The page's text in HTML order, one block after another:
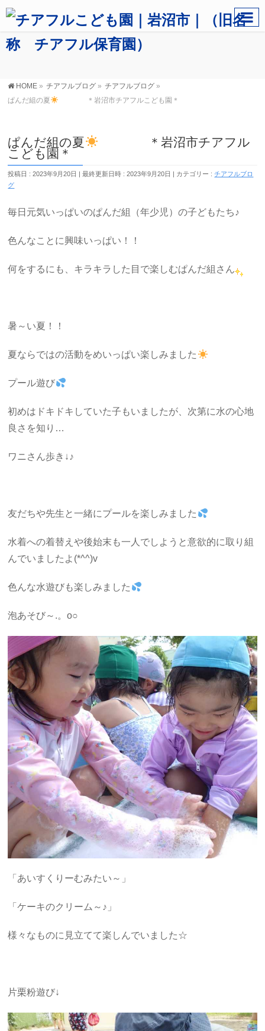
HOME » チアフルブログ » チアフルブログ »
ぱんだ組の夏
＊岩沼市チアフルこども園＊
ぱんだ組の夏
＊岩沼市チアフル
こども園＊
投稿日 : 2023年9月20日 最終更新日時 : 2023年9月20日 カテゴリー :チアフルブロ
グ
毎日元気いっぱいのぱんだ組（年少児）の子どもたち♪
色んなことに興味いっぱい！！
何をするにも、キラキラした目で楽しむぱんだ組さん
暑～い夏！！
夏ならではの活動をめいっぱい楽しみました
プール遊び
初めはドキドキしていた子もいましたが、次第に水の心地
良さを知り…
ワニさん歩き↓♪
友だちや先生と一緒にプールを楽しみました
水着への着替えや後始末も一人でしようと意欲的に取り組
んでいましたよ(*^^)v
色んな水遊びも楽しみました
泡あそび～.。o○
「あいすくりーむみたい～」
「ケーキのクリーム～♪」
様々なものに見立てて楽しんでいました☆
片栗粉遊び↓